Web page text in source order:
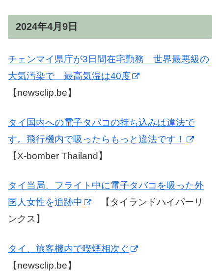
2024年4月9日
チェンマイ県庁が3日間在宅勤務 世界最悪級の
大気汚染で 最高気温は40度
【newsclip.be】
タイ国内への電子タバコの持ち込みは違法で
す。飛行機内で吸ったらもっと違法です！
【X-bomber Thailand】
タイ当局、フライト中に電子タバコを吸った外
国人女性を追跡中
【タイランドハイパーリ
ンクス】
タイ、旅客機内で喫煙相次ぐ
【newsclip.be】